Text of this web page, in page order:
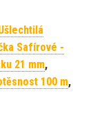
Safírové -
21 mm,
100 m,